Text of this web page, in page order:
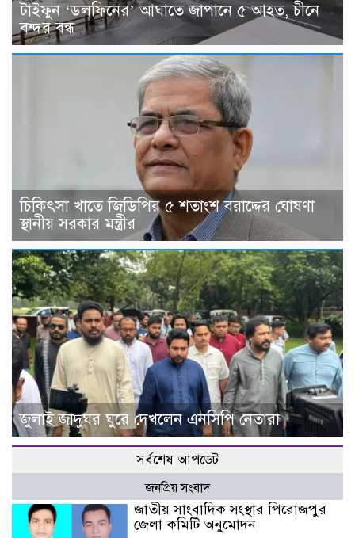
টাইফুন ‘ডলফিনের’ আঘাতে জাপানে ৫ আহত, চীনে
বন্দর বন্ধ
চিকিৎসা খাতে জিডিপির ৫ শতাংশ বরাদ্দের ঘোষণা
স্থানীয় সরকার মন্ত্রীর
জুলাই জাদুঘর ঘুরে দেখলেন এনসিপি নেতারা
সর্বশেষ আপডেট
জনপ্রিয় সংবাদ
জাতীয় সাংবাদিক সংস্থার পিরোজপুর
জেলা কমিটি অনুমোদন